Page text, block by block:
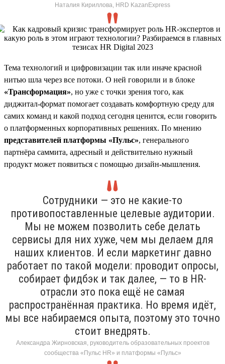
Наталия Кириллова, HRD KazanExpress
Тема технологий и цифровизации так или иначе красной
нитью шла через все потоки. О ней говорили и в блоке
«Трансформация», но уже с точки зрения того, как
диджитал-формат помогает создавать комфортную среду для
самих команд и какой подход сегодня ценится, если говорить
о платформенных корпоративных решениях. По мнению
представителей платформы «Пульс», генерального
партнёра саммита, адресный и действительно нужный
продукт может появиться с помощью дизайн-мышления.
Сотрудники — это не какие-то
противопоставленные целевые аудитории.
Мы не можем позволить себе делать
сервисы для них хуже, чем мы делаем для
наших клиентов. И если маркетинг давно
работает по такой модели: проводит опросы,
собирает фидбэк и так далее, — то в HR-
отрасли это пока ещё не самая
распространённая практика. Но время идёт,
мы все набираемся опыта, поэтому это точно
стоит внедрять.
Александра Жирновская, руководитель образовательных проектов
сообщества «Пульс HR» и платформы «Пульс»